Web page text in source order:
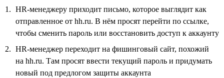
HR-менеджеру приходит письмо, которое выглядит как
отправленное от hh.ru. В нём просят перейти по ссылке,
чтобы сменить пароль или восстановить доступ к аккаунту
HR-менеджер переходит на фишинговый сайт, похожий
на hh.ru. Там просят ввести текущий пароль и придумать
новый под предлогом защиты аккаунта